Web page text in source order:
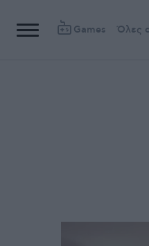
Games Όλες